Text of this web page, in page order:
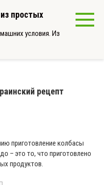
простых
условия. Из
рецепт
приготовление колбасы
– это то, что приготовлено
продуктов.